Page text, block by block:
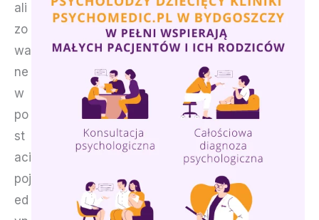
ali
zo
wa
ne
w
po
st
aci
poj
ed